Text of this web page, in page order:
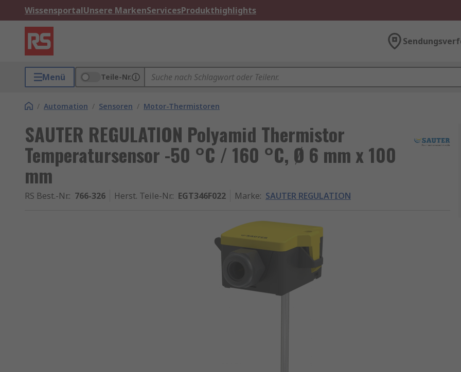
WissensportalUnsere MarkenServicesProdukthighlights
Menü Teile-Nr.
/ Automation / Sensoren / Motor-Thermistoren
SAUTER REGULATION Polyamid Thermistor
Temperatursensor -50 °C / 160 °C, Ø 6 mm x 100
mm
RS Best.-Nr.: 766-326 Herst. Teile-Nr.: EGT346F022 Marke: SAUTER REGULATION